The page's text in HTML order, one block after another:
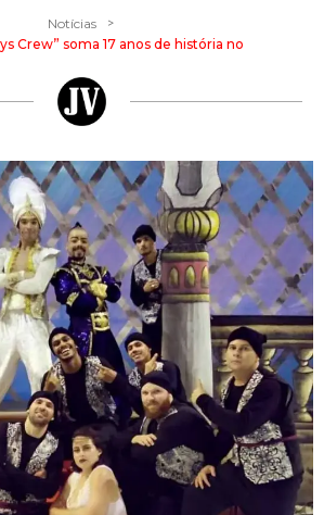
Notícias >
Crew” soma 17 anos de história no